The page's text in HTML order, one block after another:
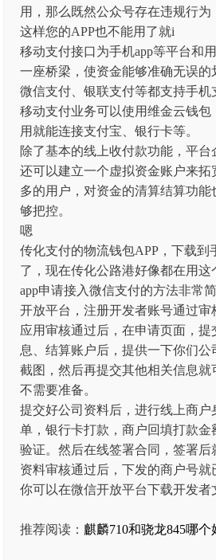
用，那么既然公众号存在违规行为
这样您的APP也不能用了就i
移动支付接口为手机app等平台和
一座桥梁，使资金能够准确无误的
微信支付、银联支付等都支持手机
移动支付业务可以使用维金云钱包
用就能连接支付宝、银行卡等。
除了基本的线上收付款功能，平
还可以建立一个虚拟资金账户来拓
多的用户，对资金的清算结算功
够把控。
嗯
传化支付的物流钱包APP，下载到
了，现在传化公路港好像都在用这
app申请接入微信支付的方法非常
开放平台，注册开发者账号通过审
应用审核通过后，在申请页面，
息、结算账户后，提供一下你们公
截图，然后再提交其他相关信息
不需要准备。
提交好公司资料后，进行线上商户
单，银行卡打款，商户回填打款金
验证。然后在线签署合同，签署后
资料审核通过后，下发的商户号就
你可以在微信开放平台下载开发者
推荐阅读： 麒麟710和骁龙845哪个